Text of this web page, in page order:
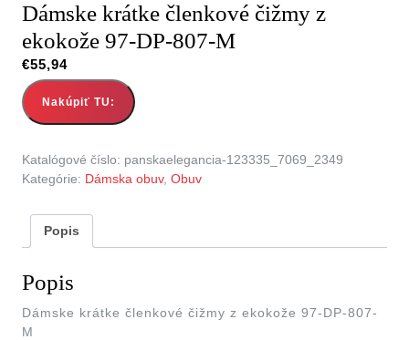
Dámske krátke členkové čižmy z
ekokože 97-DP-807-M
€55,94
Nakúpiť TU:
Katalógové číslo: panskaelegancia-123335_7069_2349
Kategórie: Dámska obuv, Obuv
Popis
Popis
Dámske krátke členkové čižmy z ekokože 97-DP-807-
M